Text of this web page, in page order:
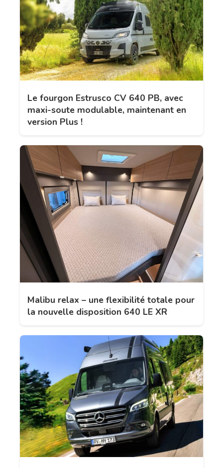
Le fourgon Estrusco CV 640 PB, avec
maxi-soute modulable, maintenant en
version Plus !
Malibu relax – une flexibilité totale pour
la nouvelle disposition 640 LE XR